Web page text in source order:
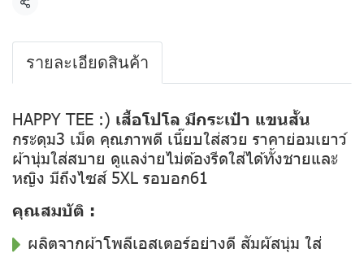
แชร์
รายละเอียดสินค้า
HAPPY TEE :) เสื้อโปโล มีกระเป๋า แขนสั้น
กระดุม3 เม็ด คุณภาพดี เนี๊ยบใส่สวย ราคาย่อมเยาว์
ผ้านุ่มใส่สบาย ดูแลง่ายไม่ต้องรีดใส่ได้ทั้งชายและ
หญิง มีถึงไซส์ 5XL รอบอก61
คุณสมบัติ :
ผลิตจากผ้าโพลีเอสเตอร์อย่างดี สัมผัสนุ่ม ใส่